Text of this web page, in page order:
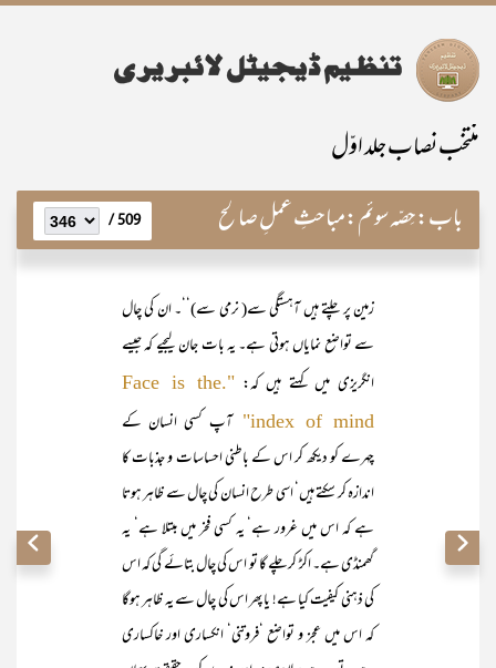
منتخب نصاب جلد اوّل
باب:حِصّہ سوئم:مباحثِ عملِ صالح 509 /
زمین پر چلتے ہیں آہستگی سے( نرمی سے)‘‘۔ ان کی چال
سے تواضع نمایاں ہوتی ہے۔ یہ بات جان لیجیے کہ جیسے
انگریزی میں کہتے ہیں کہ: ".Face is the
index of mind"
آپ کسی انسان کے
چہرے کو دیکھ کر اس کے باطنی احساسات و جذبات کا
اندازہ کر سکتے ہیں‘ اسی طرح انسان کی چال سے ظاہر ہوتا
ہے کہ اس میں غرور ہے‘ یہ کسی فخر میں مبتلا ہے‘ یہ
گھمنڈی ہے۔ اکڑ کر چلے گا تو اس کی چال بتائے گی کہ اس
کی ذہنی کیفیت کیا ہے! یا پھر اس کی چال سے یہ ظاہر ہوگا
کہ اس میں عجز و تواضع ‘فروتنی‘ انکساری اور خاکساری